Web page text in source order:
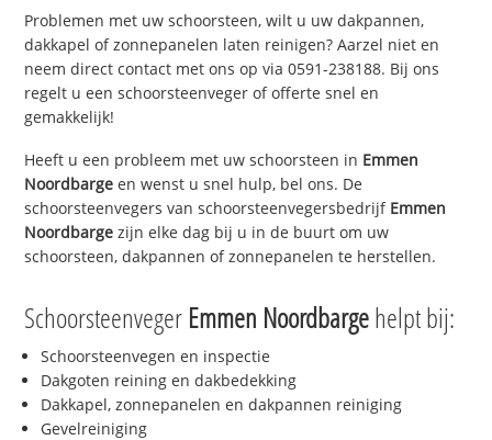
Problemen met uw schoorsteen, wilt u uw dakpannen,
dakkapel of zonnepanelen laten reinigen? Aarzel niet en
neem direct contact met ons op via 0591-238188. Bij ons
regelt u een schoorsteenveger of offerte snel en
gemakkelijk!
Heeft u een probleem met uw schoorsteen in Emmen
Noordbarge en wenst u snel hulp, bel ons. De
schoorsteenvegers van schoorsteenvegersbedrijf Emmen
Noordbarge zijn elke dag bij u in de buurt om uw
schoorsteen, dakpannen of zonnepanelen te herstellen.
Schoorsteenveger Emmen Noordbargehelpt bij:
Schoorsteenvegen en inspectie
Dakgoten reining en dakbedekking
Dakkapel, zonnepanelen en dakpannen reiniging
Gevelreiniging